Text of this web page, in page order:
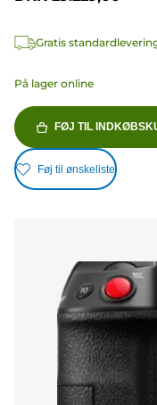
Gratis
På lager online
FØJ TIL
Føj til ønskeliste